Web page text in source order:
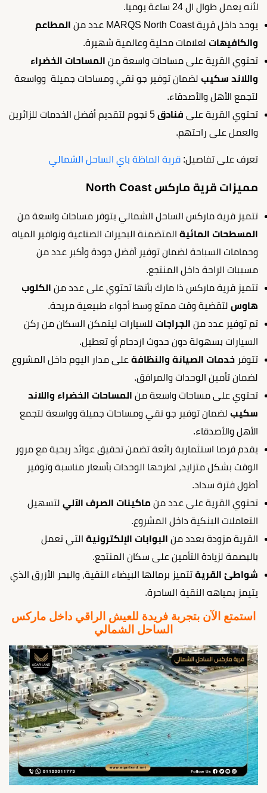
لأنه يعمل طوال ال 24 ساعة يوميا.
يوجد داخل قرية MARQS North Coast عدد من
المطاعم
والكافيهات لعلامات محلية وعالمية شهيرة.
تحتوي القرية على مساحات واسعة من المساحات الخضراء
واللاند سكيب لضمان توفير جو نقي ومساحات جميلة وواسعة
لتجمع الأهل والأصدقاء.
تحتوي القرية على فنادق
5 نجوم لتقديم أفضل الخدمات للزائرين
والعمل على راحتهم.
تعرف على تفاصيل: قرية الماظة باي الساحل الشمالي
مميزات قرية ماركس North Coast
تتميز قرية ماركس الساحل الشمالي بتوفر مساحات واسعة من
المسطحات المائية المتضمنة البحيرات الصناعية ونوافير المياه
وحمامات السباحة لضمان توفير أفضل جودة وأكبر عدد من
مسببات الراحة داخل المنتجع.
تتميز قرية ماركس ذا مارك بأنها تحتوي على عدد من الكلوب
هاوس لتقضية وقت ممتع وسط أجواء طبيعية مريحة.
تم توفير عدد من الجراجات للسيارات ليتمكن السكان من ركن
السيارات بسهولة دون حدوث ازدحام أو تعطيل.
تتوفر خدمات الصيانة والنظافة على مدار اليوم داخل المشروع
لضمان تأمين الوحدات والمرافق.
تحتوي على مساحات واسعة من المساحات الخضراء واللاند
سكيب لضمان توفير جو نقي ومساحات جميلة وواسعة لتجمع
الأهل والأصدقاء.
يقدم فرصا استثمارية رائعة تضمن تحقيق عوائد ربحية مع مرور
الوقت بشكل متزايد، لطرحها الوحدات بأسعار مناسبة وتوفير
أطول فترة سداد.
تحتوي القرية على عدد من ماكينات الصرف الآلي لتسهيل
التعاملات البنكية داخل المشروع.
القرية مزودة بعدد من البوابات الإلكترونية التي تعمل
بالبصمة لزيادة التأمين على سكان المنتجع.
شواطئ القرية تتميز برمالها البيضاء النقية، والبحر الأزرق الذي
يتيمز بمياهه النقية الساحرة.
استمتع الآن بتجربة فريدة للعيش الراقي داخل ماركس
الساحل الشمالي